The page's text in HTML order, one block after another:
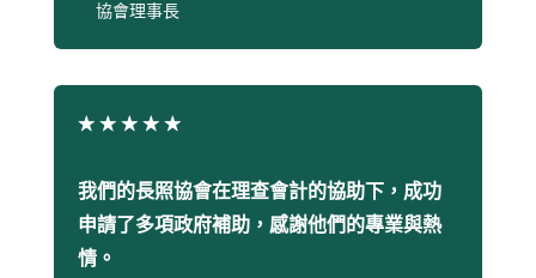
協會理事長
★ ★ ★ ★ ★
我們的長照協會在理查會計的協助下，成功
申請了多項政府補助，感謝他們的專業與熱
情。